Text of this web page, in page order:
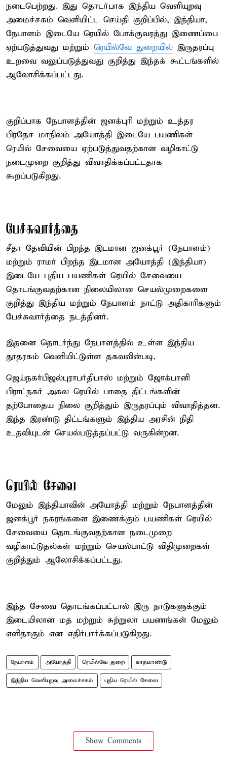
நடைபெற்றது. இது தொடர்பாக இந்திய வெளியுறவு
அமைச்சகம் வெளியிட்ட செய்தி குறிப்பில், இந்தியா,
நேபாளம் இடையே ரெயில் போக்குவரத்து இணைப்பை
ஏற்படுத்துவது மற்றும் ரெயில்வே துறையில் இருதரப்பு
உறவை வலுப்படுத்துவது குறித்து இந்தக் கூட்டங்களில்
ஆலோசிக்கப்பட்டது.
குறிப்பாக நேபாளத்தின் ஜனக்புரி மற்றும் உத்தர
பிரதேச மாநிலம் அயோத்தி இடையே பயணிகள்
ரெயில் சேவையை ஏற்படுத்துவதற்கான வழிகாட்டு
நடைமுறை குறித்து விவாதிக்கப்பட்டதாக
கூறப்படுகிறது.
பேச்சுவார்த்தை
சீதா தேவியின் பிறந்த இடமான ஜனக்பூர் (நேபாளம்)
மற்றும் ராமர் பிறந்த இடமான அயோத்தி (இந்தியா)
இடையே புதிய பயணிகள் ரெயில் சேவையை
தொடங்குவதற்கான நிலையிலான செயல்முறைகளை
குறித்து இந்திய மற்றும் நேபாளம் நாட்டு அதிகாரிகளும்
பேச்சுவார்த்தை நடத்தினர்.
இதனை தொடர்ந்து நேபாளத்தில் உள்ள இந்திய
தூதரகம் வெளியிட்டுள்ள தகவலின்படி,
ஜெய்நகர்–பிஜல்புரா–பர்திபாஸ் மற்றும் ஜோக்பானி–
பிராட்நகர் அகல ரெயில் பாதை திட்டங்களின்
தற்போதைய நிலை குறித்தும் இருதரப்பும் விவாதித்தன.
இந்த இரண்டு திட்டங்களும் இந்திய அரசின் நிதி
உதவியுடன் செயல்படுத்தப்பட்டு வருகின்றன.
ரெயில் சேவை
மேலும் இந்தியாவின் அயோத்தி மற்றும் நேபாளத்தின்
ஜனக்பூர் நகரங்களை இணைக்கும் பயணிகள் ரெயில்
சேவையை தொடங்குவதற்கான நடைமுறை
வழிகாட்டுதல்கள் மற்றும் செயல்பாட்டு விதிமுறைகள்
குறித்தும் ஆலோசிக்கப்பட்டது.
இந்த சேவை தொடங்கப்பட்டால் இரு நாடுகளுக்கும்
இடையிலான மத மற்றும் சுற்றுலா பயணங்கள் மேலும்
எளிதாகும் என எதிர்பார்க்கப்படுகிறது.
நேபாளம் அயோத்தி ரெயில்வே துறை காத்மாண்டு
இந்திய வெளியுறவு அமைச்சகம் புதிய ரெயில் சேவை
Show Comments